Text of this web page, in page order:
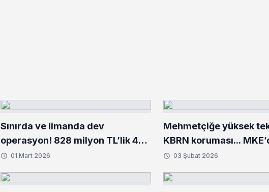
Sınırda ve limanda dev
operasyon! 828 milyon TL’lik 484
kilo uyuşturucu ele geçirildi
01 Mart 2026
Mehmetçiğe yüksek
KBRN koruması...
donanım setleri
03 Şubat 2026